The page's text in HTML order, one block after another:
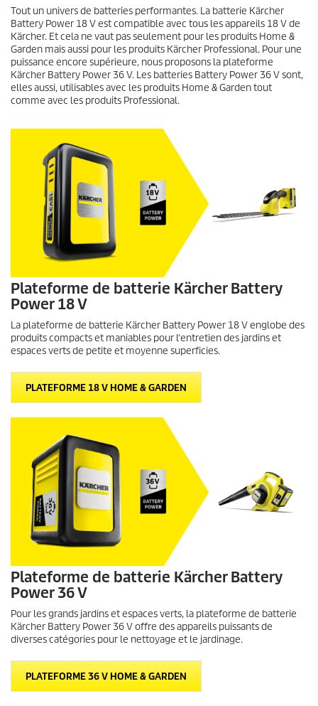
Tout un univers de batteries performantes. La batterie Kärcher
Battery Power 18 V est compatible avec tous les appareils 18 V de
Kärcher. Et cela ne vaut pas seulement pour les produits Home &
Garden mais aussi pour les produits Kärcher Professional. Pour une
puissance encore supérieure, nous proposons la plateforme
Kärcher Battery Power 36 V. Les batteries Battery Power 36 V sont,
elles aussi, utilisables avec les produits Home & Garden tout
comme avec les produits Professional.
Plateforme de batterie Kärcher Battery
Power 18 V
La plateforme de batterie Kärcher Battery Power 18 V englobe des
produits compacts et maniables pour l'entretien des jardins et
espaces verts de petite et moyenne superficies.
PLATEFORME 18 V HOME & GARDEN
Plateforme de batterie Kärcher Battery
Power 36 V
Pour les grands jardins et espaces verts, la plateforme de batterie
Kärcher Battery Power 36 V offre des appareils puissants de
diverses catégories pour le nettoyage et le jardinage.
PLATEFORME 36 V HOME & GARDEN